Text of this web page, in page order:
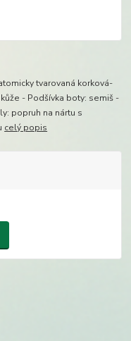
tvarovaná korková-
- Podšívka boty: semiš -
popruh na nártu s
celý popis